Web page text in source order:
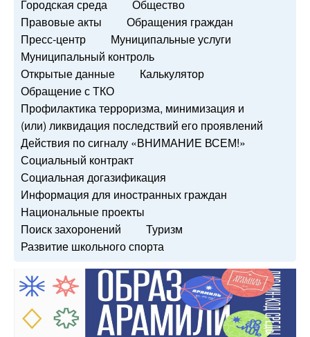
Городская среда
Общество
Правовые акты
Обращения граждан
Пресс-центр
Муниципальные услуги
Муниципальный контроль
Открытые данные
Калькулятор
Обращение с ТКО
Профилактика терроризма, минимизация и
(или) ликвидация последствий его проявлений
Действия по сигналу «ВНИМАНИЕ ВСЕМ!»
Социальный контракт
Социальная догазификация
Информация для иностранных граждан
Национальные проекты
Поиск захоронений
Туризм
Развитие школьного спорта